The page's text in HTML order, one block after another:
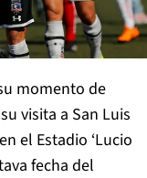
momento de
visita a San Luis
el Estadio ‘Lucio
fecha del